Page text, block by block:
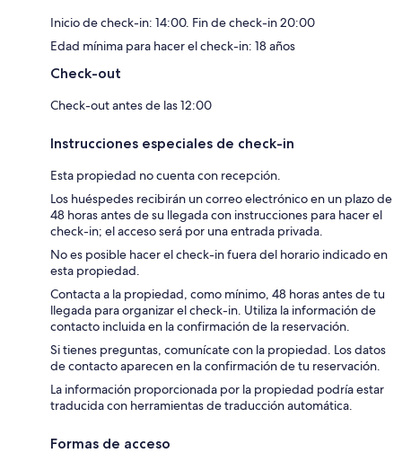
Inicio de check-in: 14:00. Fin de check-in 20:00
Edad mínima para hacer el check-in: 18 años
Check-out
Check-out antes de las 12:00
Instrucciones especiales de check-in
Esta propiedad no cuenta con recepción.
Los huéspedes recibirán un correo electrónico en un plazo de
48 horas antes de su llegada con instrucciones para hacer el
check-in; el acceso será por una entrada privada.
No es posible hacer el check-in fuera del horario indicado en
esta propiedad.
Contacta a la propiedad, como mínimo, 48 horas antes de tu
llegada para organizar el check-in. Utiliza la información de
contacto incluida en la confirmación de la reservación.
Si tienes preguntas, comunícate con la propiedad. Los datos
de contacto aparecen en la confirmación de tu reservación.
La información proporcionada por la propiedad podría estar
traducida con herramientas de traducción automática.
Formas de acceso